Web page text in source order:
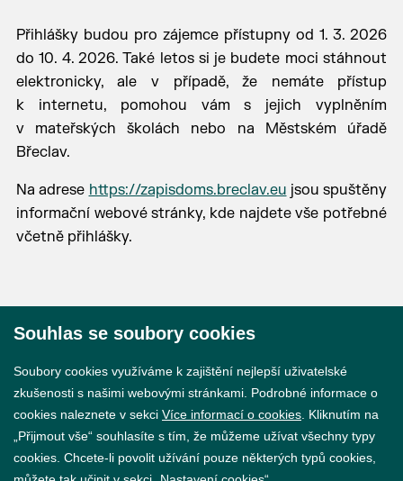
Přihlášky budou pro zájemce přístupny od 1. 3. 2026
do 10. 4. 2026. Také letos si je budete moci stáhnout
elektronicky, ale v případě, že nemáte přístup
k internetu, pomohou vám s jejich vyplněním
v mateřských školách nebo na Městském úřadě
Břeclav.
Na adrese https://zapisdoms.breclav.eu jsou spuštěny
informační webové stránky, kde najdete vše potřebné
včetně přihlášky.
Souhlas se soubory cookies
Soubory cookies využíváme k zajištění nejlepší uživatelské
zkušenosti s našimi webovými stránkami. Podrobné informace o
cookies naleznete v sekci Více informací o cookies . Kliknutím na
„Přijmout vše“ souhlasíte s tím, že můžeme užívat všechny typy
cookies. Chcete-li povolit užívání pouze některých typů cookies,